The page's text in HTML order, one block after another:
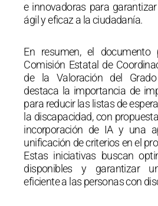
e innovadoras para
ágil y eficaz a la ciudadanía.
En resumen, el documento
Comisión Estatal de
de la Valoración del
destaca la importancia de
para reducir las listas de
la discapacidad, con
incorporación de IA y una
unificación de criterios en el
Estas iniciativas buscan
disponibles y garantizar
eficiente a las personas con